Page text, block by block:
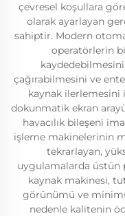
çevresel koşullara
olarak ayarlayan
sahiptir. Modern
operatörlerin
çağırabilmesini ve
kaynak ilerlemesini
dokunmatik ekran
havacılık bileşeni
işleme makinelerinin
tekrarlayan,
uygulamalarda üstün
kaynak makinesi,
görünümü ve
nedenle kalitenin